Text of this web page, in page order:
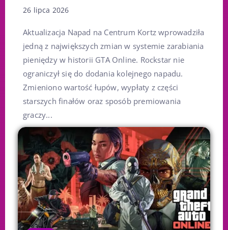
26 lipca 2026
Aktualizacja Napad na Centrum Kortz wprowadziła
jedną z największych zmian w systemie zarabiania
pieniędzy w historii GTA Online. Rockstar nie
ograniczył się do dodania kolejnego napadu.
Zmieniono wartość łupów, wypłaty z części
starszych finałów oraz sposób premiowania
graczy...